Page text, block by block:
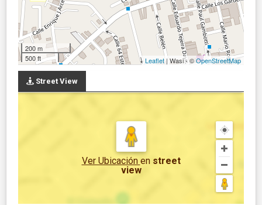
200 m
500 ft
Leaflet | Wasi - ©OpenStreetMap
Street View
Ver Ubicación en street
view